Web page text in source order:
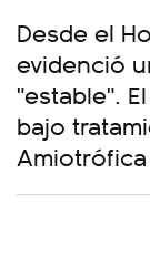
Desde el
evidenció
"estable".
bajo
Amiotrófica